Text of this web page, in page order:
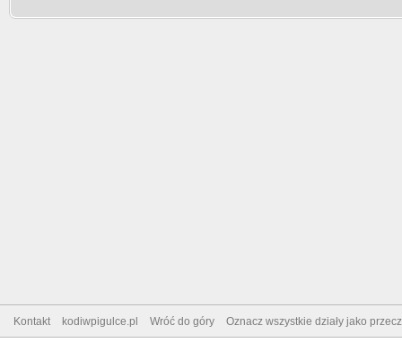
Kontakt kodiwpigulce.pl Wróć do góry Oznacz wszystkie działy jako